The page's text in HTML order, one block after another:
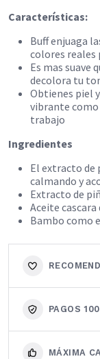
Características:
Buff enjuaga
colores reales
Es mas suave
decolora tu
Obtienes piel
vibrante como
trabajo
Ingredientes
El extracto de
calmando y
Extracto de
Aceite
Bambo como
PAGOS
MÁXIMA